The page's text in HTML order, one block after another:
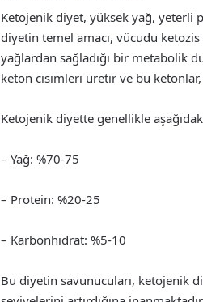
Ketojenik diyet, yüksek yağ, yeterli
diyetin temel amacı, vücudu
yağlardan sağladığı bir metabolik
keton cisimleri üretir ve bu ketonlar,
Ketojenik diyette genellikle
– Yağ: %70-75
– Protein: %20-25
– Karbonhidrat: %5-10
Bu diyetin savunucuları, ketojenik